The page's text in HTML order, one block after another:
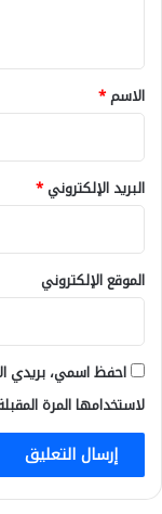
*
الاسم*
البريد الإلكتروني*
الموقع الإلكتروني
احفظ اسمي، بريدي
لاستخدامها المرة